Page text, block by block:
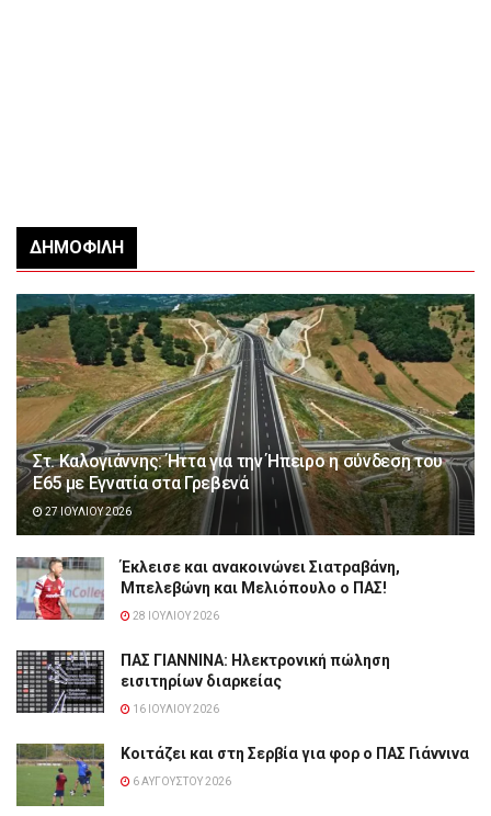
ΔΗΜΟΦΙΛΉ
Στ. Καλογιάννης: Ήττα για την Ήπειρο η σύνδεση του
Ε65 με Εγνατία στα Γρεβενά
27 ΙΟΥΛΊΟΥ 2026
Έκλεισε και ανακοινώνει Σιατραβάνη,
Μπελεβώνη και Μελιόπουλο ο ΠΑΣ!
28 ΙΟΥΛΊΟΥ 2026
ΠΑΣ ΓΙΑΝΝΙΝΑ: Hλεκτρονική πώληση
εισιτηρίων διαρκείας
16 ΙΟΥΛΊΟΥ 2026
Κοιτάζει και στη Σερβία για φορ ο ΠΑΣ Γιάννινα
6 ΑΥΓΟΎΣΤΟΥ 2026